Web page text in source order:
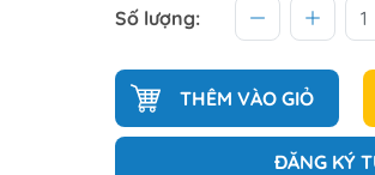
Số lượng:
THÊM VÀO GIỎ
ĐĂNG KÝ